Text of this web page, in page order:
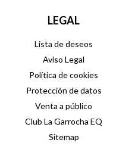
LEGAL
Lista de deseos
Aviso Legal
Política de cookies
Protección de datos
Venta a público
Club La Garrocha EQ
Sitemap